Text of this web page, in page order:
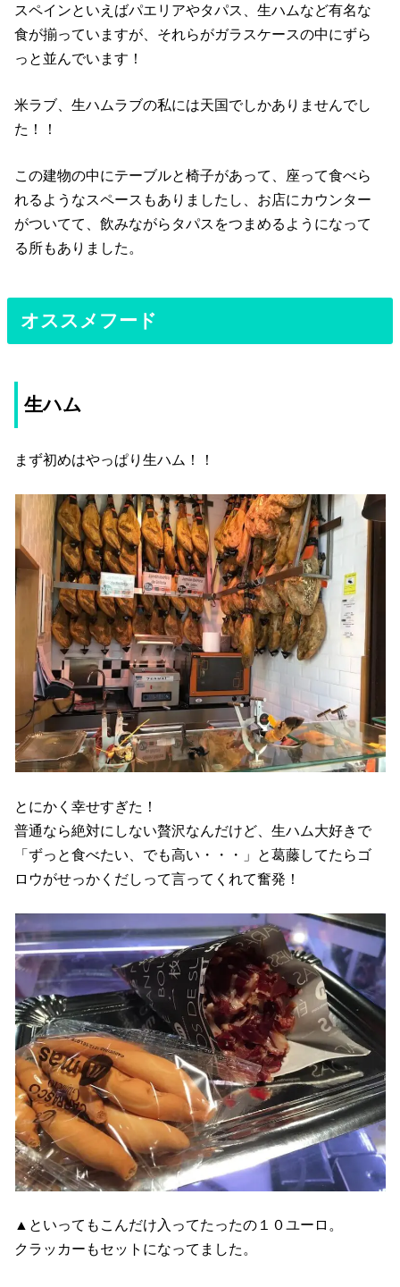
スペインといえばパエリアやタパス、生ハムなど有名な
食が揃っていますが、それらがガラスケースの中にずら
っと並んでいます！
米ラブ、生ハムラブの私には天国でしかありませんでし
た！！
この建物の中にテーブルと椅子があって、座って食べら
れるようなスペースもありましたし、お店にカウンター
がついてて、飲みながらタパスをつまめるようになって
る所もありました。
オススメフード
生ハム
まず初めはやっぱり生ハム！！
とにかく幸せすぎた！
普通なら絶対にしない贅沢なんだけど、生ハム大好きで
「ずっと食べたい、でも高い・・・」と葛藤してたらゴ
ロウがせっかくだしって言ってくれて奮発！
▲といってもこんだけ入ってたったの１０ユーロ。
クラッカーもセットになってました。